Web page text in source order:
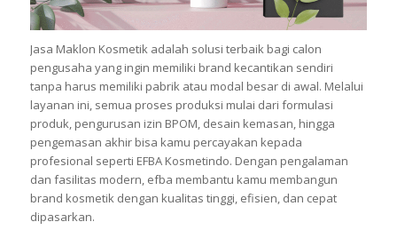
Jasa Maklon Kosmetik adalah solusi terbaik bagi calon
pengusaha yang ingin memiliki brand kecantikan sendiri
tanpa harus memiliki pabrik atau modal besar di awal. Melalui
layanan ini, semua proses produksi mulai dari formulasi
produk, pengurusan izin BPOM, desain kemasan, hingga
pengemasan akhir bisa kamu percayakan kepada
profesional seperti EFBA Kosmetindo. Dengan pengalaman